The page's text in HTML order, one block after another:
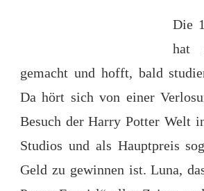
Die
hat
gemacht und hofft, bald
Da hört sich von einer
Besuch der Harry Potter Welt
Studios und als Hauptpreis
Geld zu gewinnen ist. Luna,